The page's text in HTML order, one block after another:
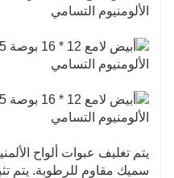
يتم تغليف عبوات ألواح
سميك مقاوم للرطوبة. يتم